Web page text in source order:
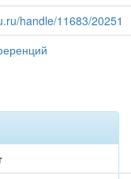
handle/11683/20251